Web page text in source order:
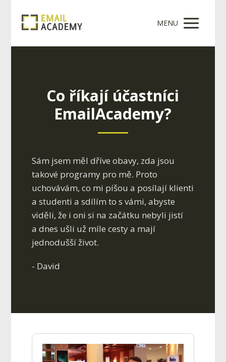
MENU
Co říkají účastníci
EmailAcademy?
Sám jsem měl dříve obavy, zda jsou
takové programy pro mě. Proto
uchovávám, co mi píšou a posílají klienti
a studenti a sdílím to s vámi, abyste
viděli, že i oni si na začátku nebyli jistí
a dnes ušli už míle cesty a mají
jednodušší život.
- David